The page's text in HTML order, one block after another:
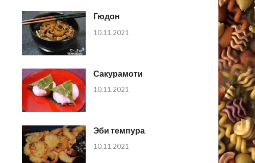
Гюдон
10.11.2021
Сакурамоти
10.11.2021
Эби темпура
10.11.2021